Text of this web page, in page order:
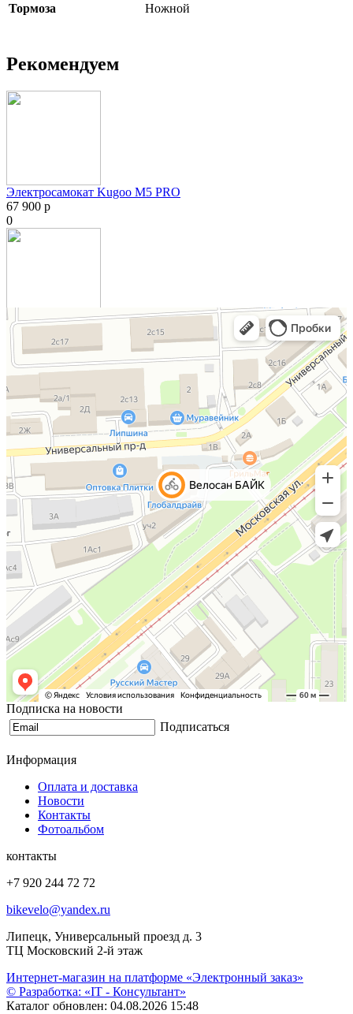
Тормоза
Ножной
Рекомендуем
Электросамокат Kugoo M5 PRO
67 900 р
0
29" Вел-д Stinger Python EVO, алюм. 18" серый
68 180 р
29" Вел-д Stinger Python EVO, алюм. 22" серый
47 900 р
68 180 р
0
Подписка на новости
Подписаться
Информация
Оплата и доставка
Новости
Контакты
Фотоальбом
контакты
+7 920 244 72 72
bikevelo@yandex.ru
Липецк, Универсальный проезд д. 3
ТЦ Московский 2-й этаж
Интернет-магазин на платформе «Электронный заказ»
© Разработка: «IT - Консультант»
Каталог обновлен: 04.08.2026 15:48